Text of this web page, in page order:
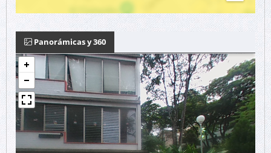
Panorámicas y 360